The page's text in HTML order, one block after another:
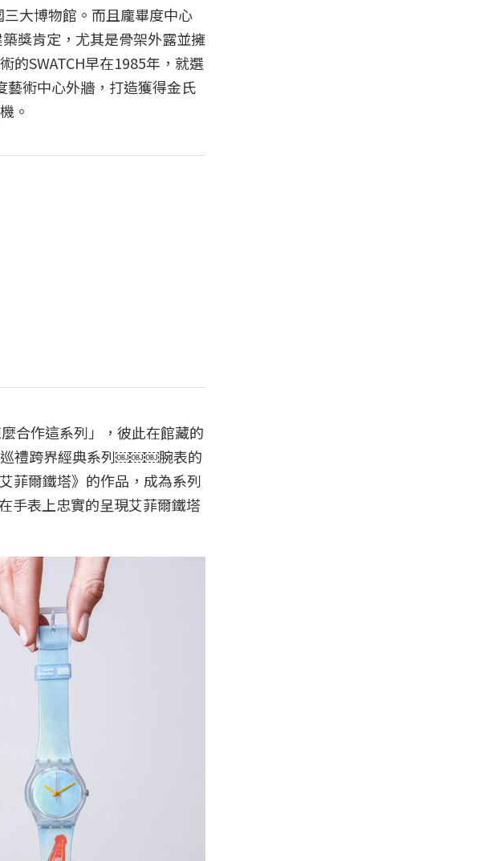
三大博物館。而且龐畢度中心
獎肯定，尤其是骨架外露並擁
的SWATCH早在1985年，就選
藝術中心外牆，打造獲得金氏
。
合作這系列」，彼此在館藏的
巡禮跨界經典系列￼￼￼腕表的
菲爾鐵塔》的作品，成為系列
手表上忠實的呈現艾菲爾鐵塔